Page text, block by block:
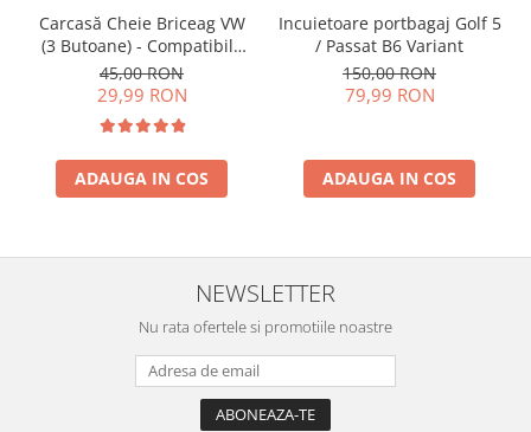
Carcasă Cheie Briceag VW
(3 Butoane) - Compatibilă
Golf 5, Jetta, Touran etc
45,00 RON
29,99 RON
ADAUGA IN COS
Incuietoare portbagaj Golf 5
/ Passat B6 Variant
150,00 RON
79,99 RON
ADAUGA IN COS
NEWSLETTER
Nu rata ofertele si promotiile noastre